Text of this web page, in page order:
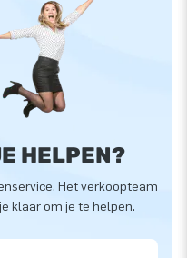
HELPEN?
Het verkoopteam
klaar om je te helpen.